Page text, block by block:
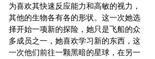
为喜欢其快速反应能力和高敏的视力，
其他的生物各有各的形状。这一次她选
择开始一项新的探险，她只是飞船的众
多成员之一，她喜欢学习新的东西，这
一次他们前往一颗黑暗的星球，在另一